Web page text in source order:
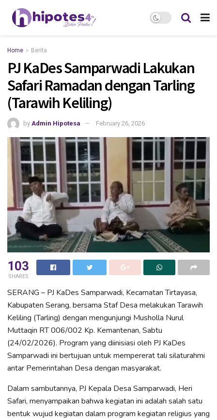
Home Berita
PJ KaDes Samparwadi Lakukan
Safari Ramadan dengan Tarling
(Tarawih Keliling)
by Admin Hipotesa February 26, 2026
103
SHARES
SERANG – PJ KaDes Samparwadi, Kecamatan Tirtayasa,
Kabupaten Serang, bersama Staf Desa melakukan Tarawih
Keliling (Tarling) dengan mengunjungi Musholla Nurul
Muttaqin RT 006/002 Kp. Kemantenan, Sabtu
(24/02/2026). Program yang diinisiasi oleh PJ KaDes
Samparwadi ini bertujuan untuk mempererat tali silaturahmi
antar Pemerintahan Desa dengan masyarakat.
Dalam sambutannya, PJ Kepala Desa Samparwadi, Heri
Safari, menyampaikan bahwa kegiatan ini adalah salah satu
bentuk wujud kegiatan dalam program kegiatan religius yang